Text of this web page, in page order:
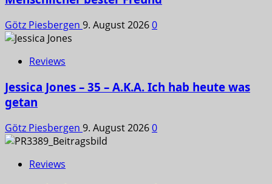
Götz Piesbergen 9. August 20260
Reviews
Jessica Jones – 35 – A.K.A. Ich hab heute was
getan
Götz Piesbergen 9. August 20260
Reviews